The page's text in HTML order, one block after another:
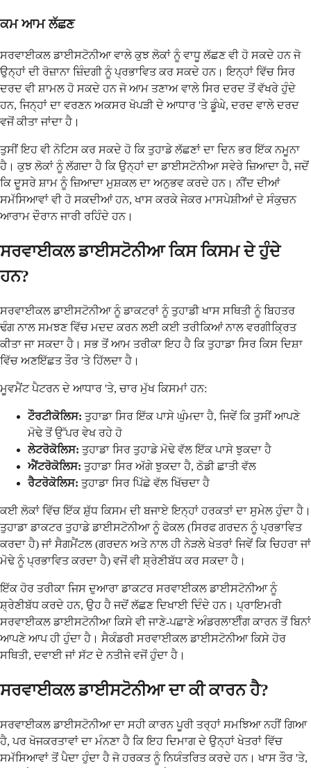
ਕਮ ਆਮ ਲੱਛਣ
ਸਰਵਾਈਕਲ ਡਾਈਸਟੋਨੀਆ ਵਾਲੇ ਕੁਝ ਲੋਕਾਂ ਨੂੰ ਵਾਧੂ ਲੱਛਣ ਵੀ ਹੋ ਸਕਦੇ ਹਨ ਜੋ
ਉਨ੍ਹਾਂ ਦੀ ਰੋਜ਼ਾਨਾ ਜ਼ਿੰਦਗੀ ਨੂੰ ਪ੍ਰਭਾਵਿਤ ਕਰ ਸਕਦੇ ਹਨ। ਇਨ੍ਹਾਂ ਵਿੱਚ ਸਿਰ
ਦਰਦ ਵੀ ਸ਼ਾਮਲ ਹੋ ਸਕਦੇ ਹਨ ਜੋ ਆਮ ਤਣਾਅ ਵਾਲੇ ਸਿਰ ਦਰਦ ਤੋਂ ਵੱਖਰੇ ਹੁੰਦੇ
ਹਨ, ਜਿਨ੍ਹਾਂ ਦਾ ਵਰਣਨ ਅਕਸਰ ਖੋਪੜੀ ਦੇ ਆਧਾਰ 'ਤੇ ਡੂੰਘੇ, ਦਰਦ ਵਾਲੇ ਦਰਦ
ਵਜੋਂ ਕੀਤਾ ਜਾਂਦਾ ਹੈ।
ਤੁਸੀਂ ਇਹ ਵੀ ਨੋਟਿਸ ਕਰ ਸਕਦੇ ਹੋ ਕਿ ਤੁਹਾਡੇ ਲੱਛਣਾਂ ਦਾ ਦਿਨ ਭਰ ਇੱਕ ਨਮੂਨਾ
ਹੈ। ਕੁਝ ਲੋਕਾਂ ਨੂੰ ਲੱਗਦਾ ਹੈ ਕਿ ਉਨ੍ਹਾਂ ਦਾ ਡਾਈਸਟੋਨੀਆ ਸਵੇਰੇ ਜ਼ਿਆਦਾ ਹੈ, ਜਦੋਂ
ਕਿ ਦੂਸਰੇ ਸ਼ਾਮ ਨੂੰ ਜ਼ਿਆਦਾ ਮੁਸ਼ਕਲ ਦਾ ਅਨੁਭਵ ਕਰਦੇ ਹਨ। ਨੀਂਦ ਦੀਆਂ
ਸਮੱਸਿਆਵਾਂ ਵੀ ਹੋ ਸਕਦੀਆਂ ਹਨ, ਖਾਸ ਕਰਕੇ ਜੇਕਰ ਮਾਸਪੇਸ਼ੀਆਂ ਦੇ ਸੰਕੁਚਨ
ਆਰਾਮ ਦੌਰਾਨ ਜਾਰੀ ਰਹਿੰਦੇ ਹਨ।
ਸਰਵਾਈਕਲ ਡਾਈਸਟੋਨੀਆ ਕਿਸ ਕਿਸਮ ਦੇ ਹੁੰਦੇ
ਹਨ?
ਸਰਵਾਈਕਲ ਡਾਈਸਟੋਨੀਆ ਨੂੰ ਡਾਕਟਰਾਂ ਨੂੰ ਤੁਹਾਡੀ ਖਾਸ ਸਥਿਤੀ ਨੂੰ ਬਿਹਤਰ
ਢੰਗ ਨਾਲ ਸਮਝਣ ਵਿੱਚ ਮਦਦ ਕਰਨ ਲਈ ਕਈ ਤਰੀਕਿਆਂ ਨਾਲ ਵਰਗੀਕ੍ਰਿਤ
ਕੀਤਾ ਜਾ ਸਕਦਾ ਹੈ। ਸਭ ਤੋਂ ਆਮ ਤਰੀਕਾ ਇਹ ਹੈ ਕਿ ਤੁਹਾਡਾ ਸਿਰ ਕਿਸ ਦਿਸ਼ਾ
ਵਿੱਚ ਅਣਇੱਛਤ ਤੌਰ 'ਤੇ ਹਿੱਲਦਾ ਹੈ।
ਮੂਵਮੈਂਟ ਪੈਟਰਨ ਦੇ ਆਧਾਰ 'ਤੇ, ਚਾਰ ਮੁੱਖ ਕਿਸਮਾਂ ਹਨ:
ਟੌਰਟੀਕੋਲਿਸ: ਤੁਹਾਡਾ ਸਿਰ ਇੱਕ ਪਾਸੇ ਘੁੰਮਦਾ ਹੈ, ਜਿਵੇਂ ਕਿ ਤੁਸੀਂ ਆਪਣੇ
ਮੋਢੇ ਤੋਂ ਉੱਪਰ ਵੇਖ ਰਹੇ ਹੋ
ਲੇਟਰੋਕੋਲਿਸ: ਤੁਹਾਡਾ ਸਿਰ ਤੁਹਾਡੇ ਮੋਢੇ ਵੱਲ ਇੱਕ ਪਾਸੇ ਝੁਕਦਾ ਹੈ
ਐਂਟਰੋਕੋਲਿਸ: ਤੁਹਾਡਾ ਸਿਰ ਅੱਗੇ ਝੁਕਦਾ ਹੈ, ਠੋਡੀ ਛਾਤੀ ਵੱਲ
ਰੈਟਰੋਕੋਲਿਸ: ਤੁਹਾਡਾ ਸਿਰ ਪਿੱਛੇ ਵੱਲ ਖਿੱਚਦਾ ਹੈ
ਕਈ ਲੋਕਾਂ ਵਿੱਚ ਇੱਕ ਸ਼ੁੱਧ ਕਿਸਮ ਦੀ ਬਜਾਏ ਇਨ੍ਹਾਂ ਹਰਕਤਾਂ ਦਾ ਸੁਮੇਲ ਹੁੰਦਾ ਹੈ।
ਤੁਹਾਡਾ ਡਾਕਟਰ ਤੁਹਾਡੇ ਡਾਈਸਟੋਨੀਆ ਨੂੰ ਫੋਕਲ (ਸਿਰਫ ਗਰਦਨ ਨੂੰ ਪ੍ਰਭਾਵਿਤ
ਕਰਦਾ ਹੈ) ਜਾਂ ਸੈਗਮੈਂਟਲ (ਗਰਦਨ ਅਤੇ ਨਾਲ ਹੀ ਨੇੜਲੇ ਖੇਤਰਾਂ ਜਿਵੇਂ ਕਿ ਚਿਹਰਾ ਜਾਂ
ਮੋਢੇ ਨੂੰ ਪ੍ਰਭਾਵਿਤ ਕਰਦਾ ਹੈ) ਵਜੋਂ ਵੀ ਸ਼੍ਰੇਣੀਬੱਧ ਕਰ ਸਕਦਾ ਹੈ।
ਇੱਕ ਹੋਰ ਤਰੀਕਾ ਜਿਸ ਦੁਆਰਾ ਡਾਕਟਰ ਸਰਵਾਈਕਲ ਡਾਈਸਟੋਨੀਆ ਨੂੰ
ਸ਼੍ਰੇਣੀਬੱਧ ਕਰਦੇ ਹਨ, ਉਹ ਹੈ ਜਦੋਂ ਲੱਛਣ ਦਿਖਾਈ ਦਿੰਦੇ ਹਨ। ਪ੍ਰਾਇਮਰੀ
ਸਰਵਾਈਕਲ ਡਾਈਸਟੋਨੀਆ ਕਿਸੇ ਵੀ ਜਾਣੇ-ਪਛਾਣੇ ਅੰਡਰਲਾਈੰਗ ਕਾਰਨ ਤੋਂ ਬਿਨਾਂ
ਆਪਣੇ ਆਪ ਹੀ ਹੁੰਦਾ ਹੈ। ਸੈਕੰਡਰੀ ਸਰਵਾਈਕਲ ਡਾਈਸਟੋਨੀਆ ਕਿਸੇ ਹੋਰ
ਸਥਿਤੀ, ਦਵਾਈ ਜਾਂ ਸੱਟ ਦੇ ਨਤੀਜੇ ਵਜੋਂ ਹੁੰਦਾ ਹੈ।
ਸਰਵਾਈਕਲ ਡਾਈਸਟੋਨੀਆ ਦਾ ਕੀ ਕਾਰਨ ਹੈ?
ਸਰਵਾਈਕਲ ਡਾਈਸਟੋਨੀਆ ਦਾ ਸਹੀ ਕਾਰਨ ਪੂਰੀ ਤਰ੍ਹਾਂ ਸਮਝਿਆ ਨਹੀਂ ਗਿਆ
ਹੈ, ਪਰ ਖੋਜਕਰਤਾਵਾਂ ਦਾ ਮੰਨਣਾ ਹੈ ਕਿ ਇਹ ਦਿਮਾਗ ਦੇ ਉਨ੍ਹਾਂ ਖੇਤਰਾਂ ਵਿੱਚ
ਸਮੱਸਿਆਵਾਂ ਤੋਂ ਪੈਦਾ ਹੁੰਦਾ ਹੈ ਜੋ ਹਰਕਤ ਨੂੰ ਨਿਯੰਤਰਿਤ ਕਰਦੇ ਹਨ। ਖਾਸ ਤੌਰ 'ਤੇ,